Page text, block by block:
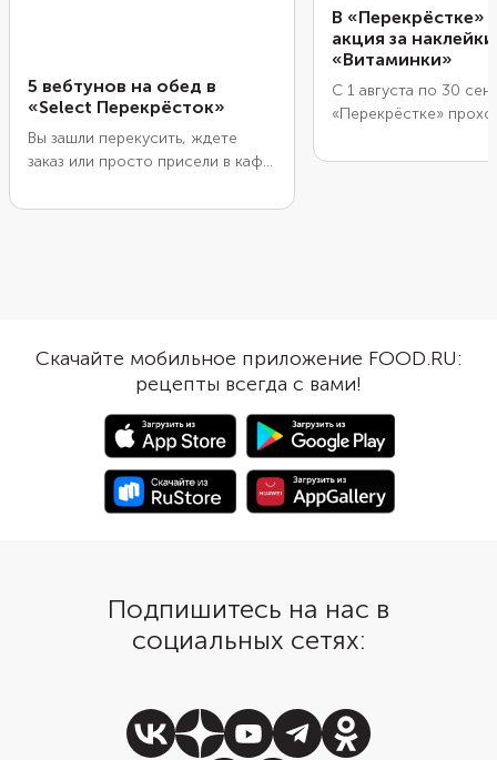
5 вебтунов на обед в
«Select Перекрёсток»
Вы зашли перекусить, ждете
заказ или просто присели в кафе
тянется к телефону: листать
В «Перекрёстке»
акция за наклейки
«Витаминки»
С 1 августа по 30
«Перекрёстке»
«Витаминки». Суть:
Скачайте мобильное приложение FOOD.RU:
рецепты всегда с вами!
Подпишитесь на нас в
социальных сетях: